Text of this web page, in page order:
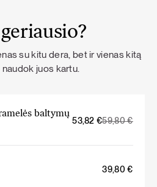
su kitu dera, bet ir vienas kitą
juos kartu.
baltymų
59,80€
Original
was:
53,82€
Current
is:
39,80€